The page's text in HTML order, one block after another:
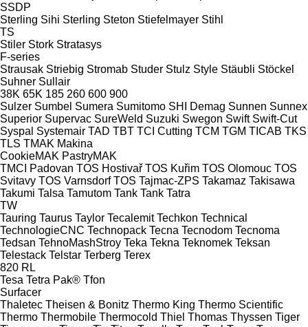
SSDP
Sterling Sihi Sterling Steton Stiefelmayer Stihl
TS
Stiler Stork Stratasys
F-series
Strausak Striebig Stromab Studer Stulz Style Stäubli Stöckel
Suhner Sullair
38K 65K 185 260 600 900
Sulzer Sumbel Sumera Sumitomo SHI Demag Sunnen Sunnex
Superior Supervac SureWeld Suzuki Swegon Swift Swift-Cut
Syspal Systemair TAD TBT TCI Cutting TCM TGM TICAB TKS
TLS TMAK Makina
CookieMAK PastryMAK
TMCI Padovan TOS Hostivař TOS Kuřim TOS Olomouc TOS
Svitavy TOS Varnsdorf TOS Tajmac-ZPS Takamaz Takisawa
Takumi Talsa Tamutom Tank Tank Tatra
TW
Tauring Taurus Taylor Tecalemit Techkon Technical
TechnologieCNC Technopack Tecna Tecnodom Tecnoma
Tedsan TehnoMashStroy Teka Tekna Teknomek Teksan
Telestack Telstar Terberg Terex
820 RL
Tesa Tetra Pak® Tfon
Surfacer
Thaletec Theisen & Bonitz Thermo King Thermo Scientific
Thermo Thermobile Thermocold Thiel Thomas Thyssen Tiger